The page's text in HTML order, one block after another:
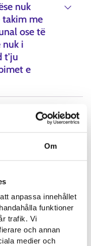
Om
anpassa innehållet
funktioner
trafik. Vi
och annan
medier och
nuk
takim me
ose të
i
t'ju
e
e integrimit
me sukses. Të
dhe të punosh
gjithashtu t’ju
në mënyrë që integrimi